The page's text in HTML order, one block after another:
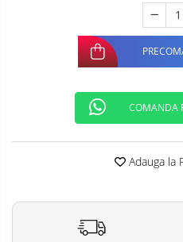
COMANDA
Adauga la